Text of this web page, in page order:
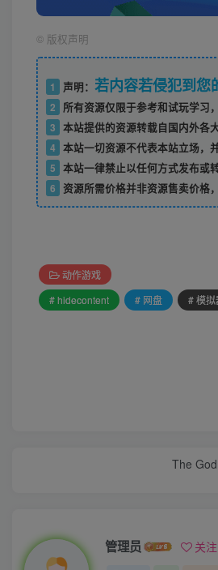
© 版权声明
1 声明： 若内容若侵犯到您
2
所有资源仅限于参考和试玩学习
3 本站提供的资源转载自国内外各
4 本站一切资源不代表本站立场，
5 本站一律禁止以任何方式发布或
6
资源所需价格并非资源售卖价格
动作游戏
# hidecontent
# 网盘 # 模拟
The
管理员 关注